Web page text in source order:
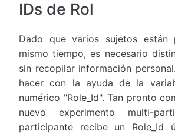
IDs de Rol
Dado que varios sujetos están
mismo tiempo, es necesario
sin recopilar información
hacer con la ayuda de la
numérico "Role_Id". Tan pronto
nuevo experimento multi-
participante recibe un Role_Id